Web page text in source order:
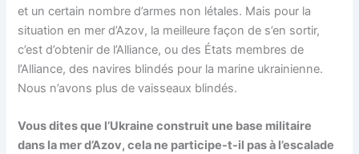
et un certain nombre d’armes non létales. Mais pour la
situation en mer d’Azov, la meilleure façon de s’en sortir,
c’est d’obtenir de l’Alliance, ou des États membres de
l’Alliance, des navires blindés pour la marine ukrainienne.
Nous n’avons plus de vaisseaux blindés.
Vous dites que l’Ukraine construit une base militaire
dans la mer d’Azov, cela ne participe-t-il pas à l’escalade